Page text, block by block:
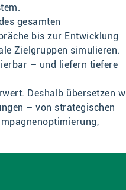
gesamten
bis zur Entwicklung
Zielgruppen simulieren.
– und liefern tiefere
Deshalb übersetzen
– von strategischen